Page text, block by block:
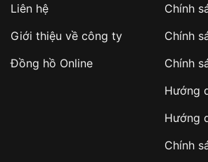
sản phẩm đặc biệt
hàng
Số tiền còn lại thanh toán khi
✔️ Đảm bảo xử lý đơn hàng
✔️ Hạn chế tình trạng hủy
Liên hệ
Giới thiệu về công ty
Đồng hồ Online
Chính
Chính
Chính
Hướng
Hướng
Chính